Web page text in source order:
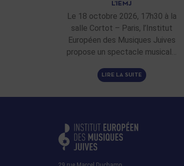
L’IEMJ
Le 18 octobre 2026, 17h30 à la
salle Cortot – Paris, l’Institut
Européen des Musiques Juives
propose un spectacle musical…
LIRE LA SUITE